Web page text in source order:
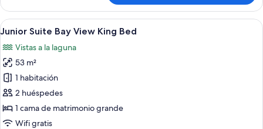
Suite
Golf
View
Bed
Abrir
todas
las
fotos
de
Junior
Suite
Bay
Un dormitorio moderno con una
4
Junior Suite Bay View King Bed
Vistas a la laguna
53 m²
1 habitación
2 huéspedes
1 cama de matrimonio grande
Wifi gratis